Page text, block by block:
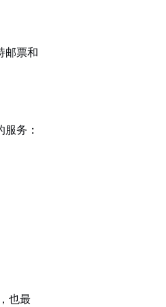
邮票和
务：
也最